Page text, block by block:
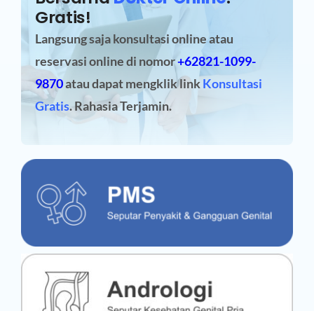
Gratis!
Langsung saja konsultasi online atau
reservasi onlinedi nomor+62821-1099-
9870atau dapat mengklik linkKonsultasi
Gratis. Rahasia Terjamin.